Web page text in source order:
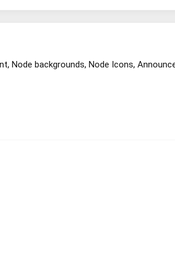
Node backgrounds, Node Icons,